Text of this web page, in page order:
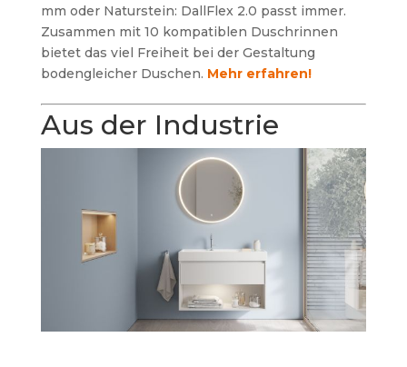
mm oder Naturstein: DallFlex 2.0 passt immer.
Zusammen mit 10 kompatiblen Duschrinnen
bietet das viel Freiheit bei der Gestaltung
bodengleicher Duschen. Mehr erfahren!
Aus der Industrie